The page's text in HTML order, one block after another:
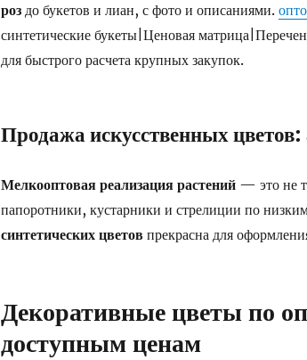
роздо букетов и лиан, с фото и описаниями.
синтетические букеты|Ценовая
для быстрого расчета крупных закупок.
Продажа искусственных цветов:
Мелкооптовая реализация растений— это не
папоротники, кустарники и стрелиции по
синтетических цветов прекрасна для
Декоративные цветы по
доступным ценам